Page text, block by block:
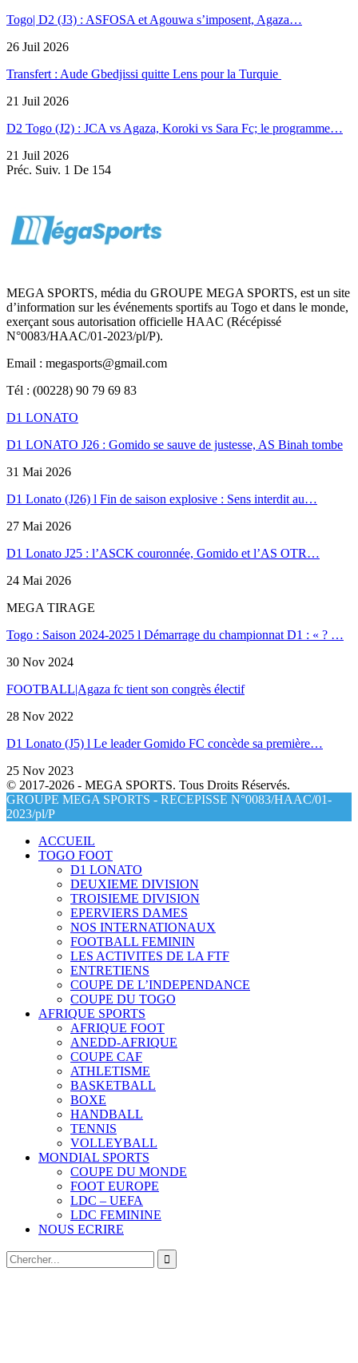
Togo| D2 (J3) : ASFOSA et Agouwa s’imposent, Agaza…
26 Juil 2026
Transfert : Aude Gbedjissi quitte Lens pour la Turquie
21 Juil 2026
D2 Togo (J2) : JCA vs Agaza, Koroki vs Sara Fc; le programme…
21 Juil 2026
Préc. Suiv. 1 De 154
MEGA SPORTS, média du GROUPE MEGA SPORTS, est un site
d’information sur les événements sportifs au Togo et dans le monde,
exerçant sous autorisation officielle HAAC (Récépissé
N°0083/HAAC/01-2023/pl/P).
Email : megasports@gmail.com
Tél : (00228) 90 79 69 83
D1 LONATO
D1 LONATO J26 : Gomido se sauve de justesse, AS Binah tombe
31 Mai 2026
D1 Lonato (J26) l Fin de saison explosive : Sens interdit au…
27 Mai 2026
D1 Lonato J25 : l’ASCK couronnée, Gomido et l’AS OTR…
24 Mai 2026
MEGA TIRAGE
Togo : Saison 2024-2025 l Démarrage du championnat D1 : « ? …
30 Nov 2024
FOOTBALL|Agaza fc tient son congrès électif
28 Nov 2022
D1 Lonato (J5) l Le leader Gomido FC concède sa première…
25 Nov 2023
© 2017-2026 - MEGA SPORTS. Tous Droits Réservés.
GROUPE MEGA SPORTS - RECEPISSE N°0083/HAAC/01-
2023/pl/P
ACCUEIL
TOGO FOOT
D1 LONATO
DEUXIEME DIVISION
TROISIEME DIVISION
EPERVIERS DAMES
NOS INTERNATIONAUX
FOOTBALL FEMININ
LES ACTIVITES DE LA FTF
ENTRETIENS
COUPE DE L’INDEPENDANCE
COUPE DU TOGO
AFRIQUE SPORTS
AFRIQUE FOOT
ANEDD-AFRIQUE
COUPE CAF
ATHLETISME
BASKETBALL
BOXE
HANDBALL
TENNIS
VOLLEYBALL
MONDIAL SPORTS
COUPE DU MONDE
FOOT EUROPE
LDC – UEFA
LDC FEMININE
NOUS ECRIRE